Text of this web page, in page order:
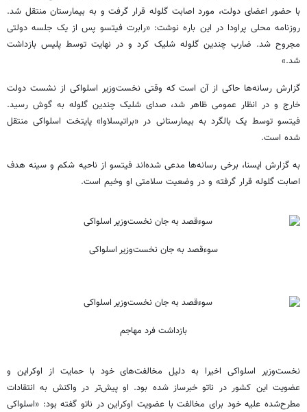
با حضور اعضای دولت، مورد اصابت گلوله قرار گرفت و به بیمارستان منتقل شد.
روزنامه محلی پراودا در این باره نوشت: «رابرت فیتسو پس از یک جلسه دولتی
مجروح شد. ضارب چندین گلوله شلیک کرد و در نهایت توسط پلیس بازداشت
شد.»
گزارش رسانه‌ها حاکی از آن است که وقتی نخست‌وزیر اسلواکی از نشست دولت
خارج و در انظار عمومی ظاهر شد، صدای شلیک چندین گلوله به گوش رسید.
فیتسو توسط یک بالگرد به بیمارستانی در «براتیسلاوا» پایتخت اسلواکی منتقل
شده است.
به گزارش ایسنا، برخی رسانه‌ها مدعی شده‌اند فیتسو از ناحیه شکم و سینه هدف
اصابت گلوله قرار گرفته و در وضعیت سلامتی او وخیم است.
سوءقصد به جان نخست‌وزیر اسلواکی
بازداشت فرد مهاجم
نخست‌وزیر اسلواکی اخیرا به دلیل مخالفت‌های خود با حمایت از اوکراین و
عضویت این کشور در ناتو خبرساز شده بود. او پیش‌تر در واکنش به انتقادات
مطرح‌شده علیه خود برای مخالفت با عضویت اوکراین در ناتو گفته بود: «اسلواکی